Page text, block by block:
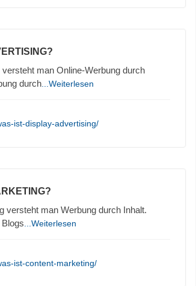
man Online-Werbung durch
durch ...Weiterlesen
ist-display-advertising/
versteht man Werbung durch Inhalt.
...Weiterlesen
ist-content-marketing/